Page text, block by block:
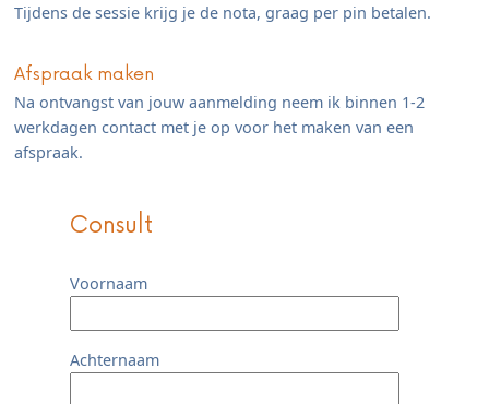
Tijdens de sessie krijg je de nota, graag per pin betalen.
Afspraak maken
Na ontvangst van jouw aanmelding neem ik binnen 1-2
werkdagen contact met je op voor het maken van een
afspraak.
Consult
Voornaam
Achternaam